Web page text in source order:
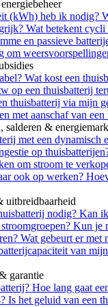
(kWh) heb ik nodig?
Wat betekent
en passieve
om
Wat kost een
op een thuisbatterij
thuisbatterij via mijn
met aanschaf van
salderen &
met een dynamisch
op
om stroom te
ook op werken?
uitbreidbaarheid
nodig? Kan
Kun je
Wat gebeurt er met
van
garantie
Hoe lang gaat
Is het geluid van een